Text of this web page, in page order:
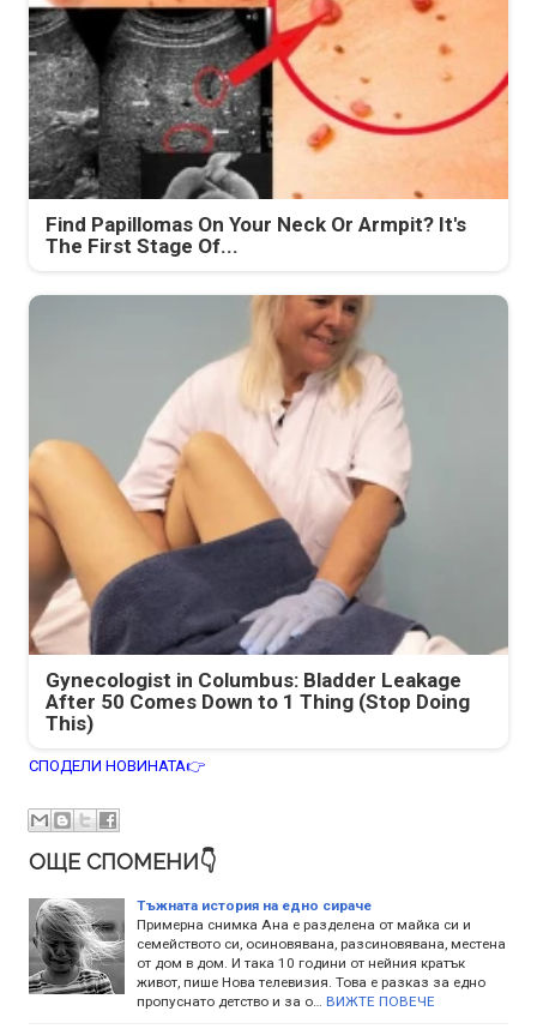
Find Papillomas On Your Neck Or Armpit? It's
The First Stage Of...
Gynecologist in Columbus: Bladder Leakage
After 50 Comes Down to 1 Thing (Stop Doing
This)
СПОДЕЛИ НОВИНАТА👉
ОЩЕ СПОМЕНИ👇
Тъжната история на едно сираче
Примерна снимка Ана e разделена от майка си и
семейството си, осиновявана, разсиновявана, местена
от дом в дом. И така 10 години от нейния кратък
живот, пише Нова телевизия. Toва е разказ за едно
пропуснато детство и за о…
ВИЖТЕ ПОВЕЧЕ